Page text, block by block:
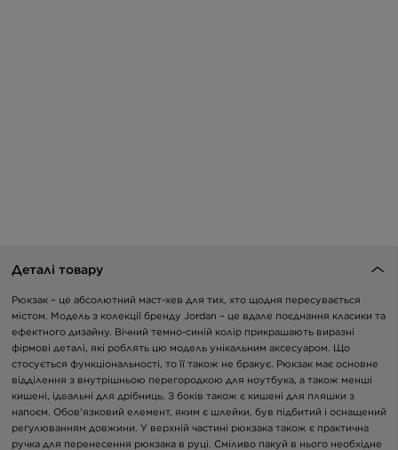
Деталі товару
Рюкзак – це абсолютний маст-хев для тих, хто щодня пересувається
містом. Модель з колекції бренду Jordan – це вдале поєднання класики та
ефектного дизайну. Вічний темно-синій колір прикрашають виразні
фірмові деталі, які роблять цю модель унікальним аксесуаром. Що
стосується функціональності, то її також не бракує. Рюкзак має основне
відділення з внутрішньою перегородкою для ноутбука, а також менші
кишені, ідеальні для дрібниць. З боків також є кишені для пляшки з
напоєм. Обов'язковий елемент, яким є шлейки, був підбитий і оснащений
регулюванням довжини. У верхній частині рюкзака також є практична
ручка для перенесення рюкзака в руці. Сміливо пакуй в нього необхідне